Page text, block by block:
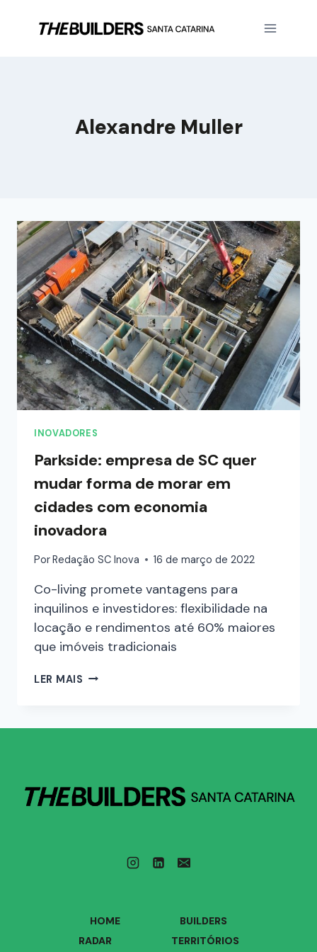
Alexandre Muller
INOVADORES
Parkside: empresa de SC quer
mudar forma de morar em
cidades com economia
inovadora
PorRedação SC Inova 16 de março de 2022
Co-living promete vantagens para
inquilinos e investidores: flexibilidade na
locação e rendimentos até 60% maiores
que imóveis tradicionais
LER MAIS
HOME
BUILDERS
RADAR
TERRITÓRIOS